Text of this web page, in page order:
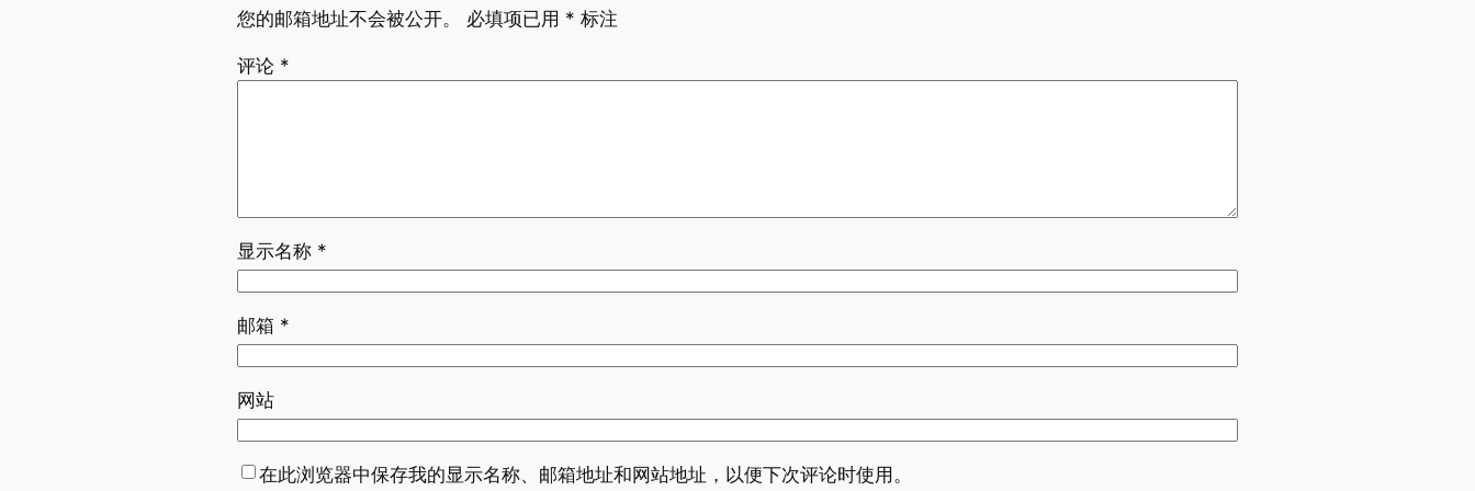
您的邮箱地址不会被公开。 必填项已用 * 标注
评论 *
显示名称 *
邮箱 *
网站
在此浏览器中保存我的显示名称、邮箱地址和网站地址，以便下次评论时使用。